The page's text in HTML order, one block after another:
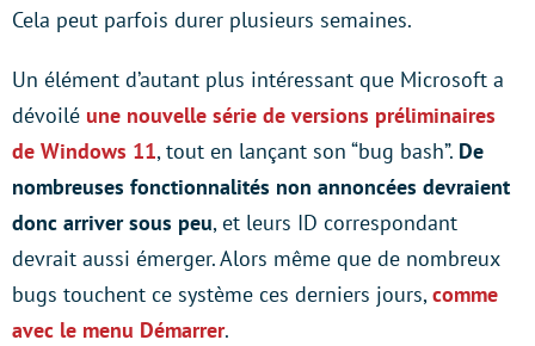
Cela peut parfois durer plusieurs semaines.
Un élément d’autant plus intéressant que Microsoft a
dévoilé une nouvelle série de versions préliminaires
de Windows 11, tout en lançant son “bug bash”. De
nombreuses fonctionnalités non annoncées devraient
donc arriver sous peu, et leurs ID correspondant
devrait aussi émerger. Alors même que de nombreux
bugs touchent ce système ces derniers jours,comme
avec le menu Démarrer.